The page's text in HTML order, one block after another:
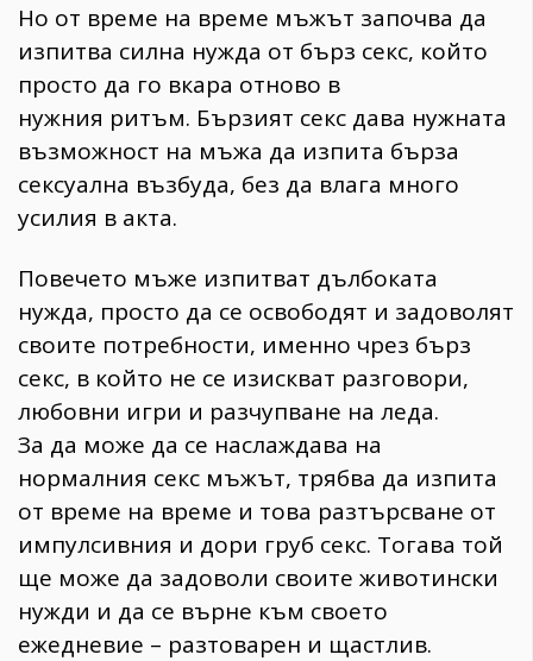
Но от време на време мъжът започва да
изпитва силна нужда от бърз секс, който
просто да го вкара отново в
нужния ритъм. Бързият секс дава нужната
възможност на мъжа да изпита бърза
сексуална възбуда, без да влага много
усилия в акта.
Повечето мъже изпитват дълбоката
нужда, просто да се освободят и задоволят
своите потребности, именно чрез бърз
секс, в който не се изискват разговори,
любовни игри и разчупване на леда.
За да може да се наслаждава на
нормалния секс мъжът, трябва да изпита
от време на време и това разтърсване от
импулсивния и дори груб секс. Тогава той
ще може да задоволи своите животински
нужди и да се върне към своето
ежедневие – разтоварен и щастлив.